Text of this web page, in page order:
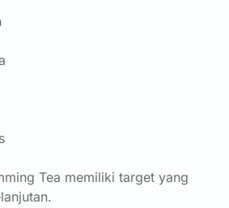
Tea memiliki target yang